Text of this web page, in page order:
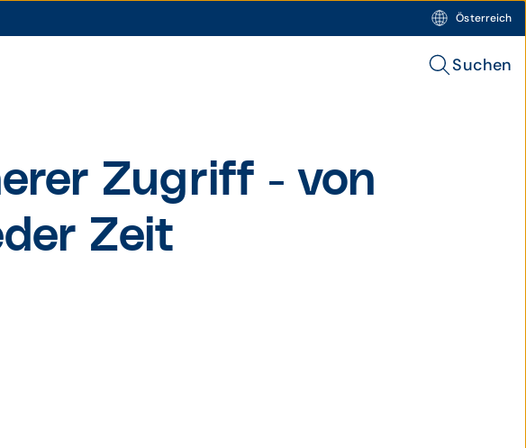
Österreich
Suchen
Zugriff - von
Zeit